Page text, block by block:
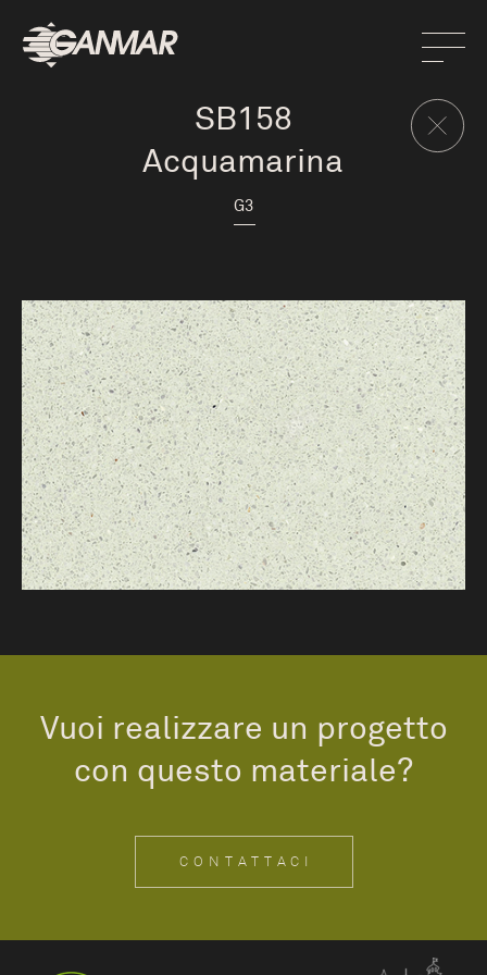
SB158
Acquamarina
G3
Vuoi realizzare un progetto
con questo materiale?
CONTATTACI